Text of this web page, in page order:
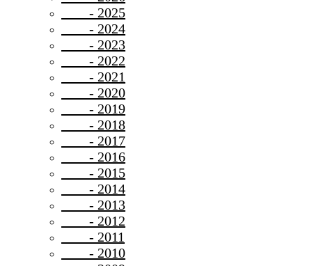
- 2025
- 2024
- 2023
- 2022
- 2021
- 2020
- 2019
- 2018
- 2017
- 2016
- 2015
- 2014
- 2013
- 2012
- 2011
- 2010